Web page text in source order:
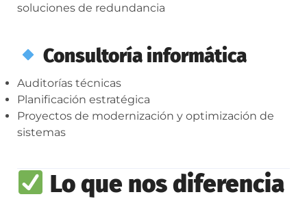
soluciones de redundancia
Consultoría informática
Auditorías técnicas
Planificación estratégica
Proyectos de modernización y optimización de
sistemas
Lo que nos diferencia